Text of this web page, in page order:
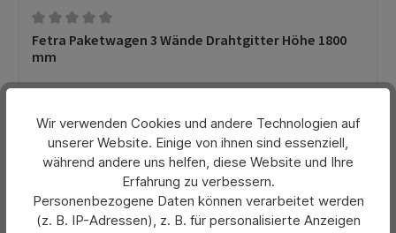
Durchschnittliche Bewertung von 0 von 5 Sternen
Fetra Paketwagen 3 Wände Drahtgitter Höhe 1800
mm
Ab467,44 €*
Preise exkl. MwSt. zzgl. Versandkosten
Details
Wir verwenden Cookies und andere Technologien auf
unserer Website. Einige von ihnen sind essenziell,
während andere uns helfen, diese Website und Ihre
Erfahrung zu verbessern.
Personenbezogene Daten können verarbeitet werden
(z. B. IP-Adressen), z. B. für personalisierte Anzeigen